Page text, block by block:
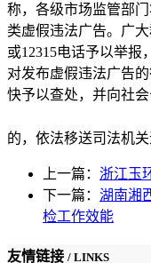
称，各级市场监管部
类虚假违法广告。广
或12315电话予以举报
对发布虚假违法广告
快予以查处，并向社
的，依法移送司法机
上一篇： 浙江玉
下一篇： 湖南湘
检工作效能
友情链接 / LINKS